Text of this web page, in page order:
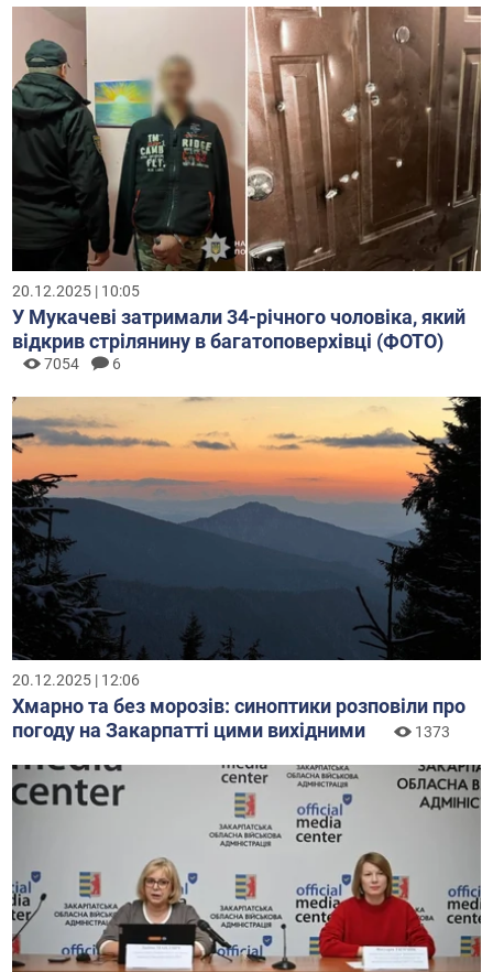
20.12.2025 | 10:05
У Мукачеві затримали 34-річного чоловіка, який
відкрив стрілянину в багатоповерхівці (ФОТО)
7054 6
20.12.2025 | 12:06
Хмарно та без морозів: синоптики розповіли про
погоду на Закарпатті цими вихідними
1373